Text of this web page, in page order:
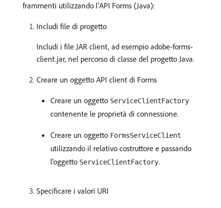
frammenti utilizzando l’API Forms (Java):
Includi file di progetto
Includi i file JAR client, ad esempio adobe-forms-
client.jar, nel percorso di classe del progetto Java.
Creare un oggetto API client di Forms
Creare un oggetto ServiceClientFactory
contenente le proprietà di connessione.
Creare un oggetto FormsServiceClient
utilizzando il relativo costruttore e passando
l'oggetto ServiceClientFactory.
Specificare i valori URI